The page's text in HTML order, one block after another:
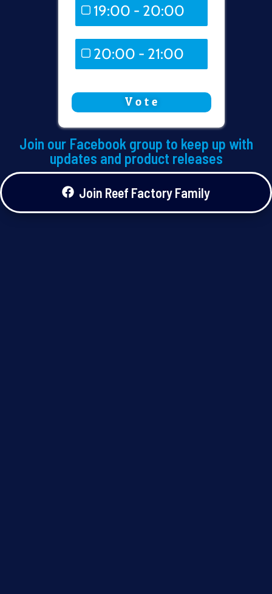
19:00 - 20:00
1 ( 50 % )
20:00 - 21:00
0 ( 0 % )
Join our Facebook group to keep up with
updates and product releases
Join Reef Factory Family